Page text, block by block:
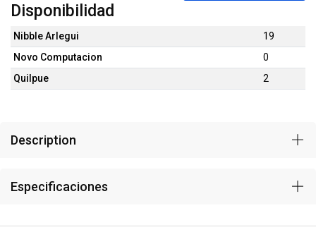
Disponibilidad
Nibble Arlegui
19
Novo Computacion
0
Quilpue
2
Description
Especificaciones